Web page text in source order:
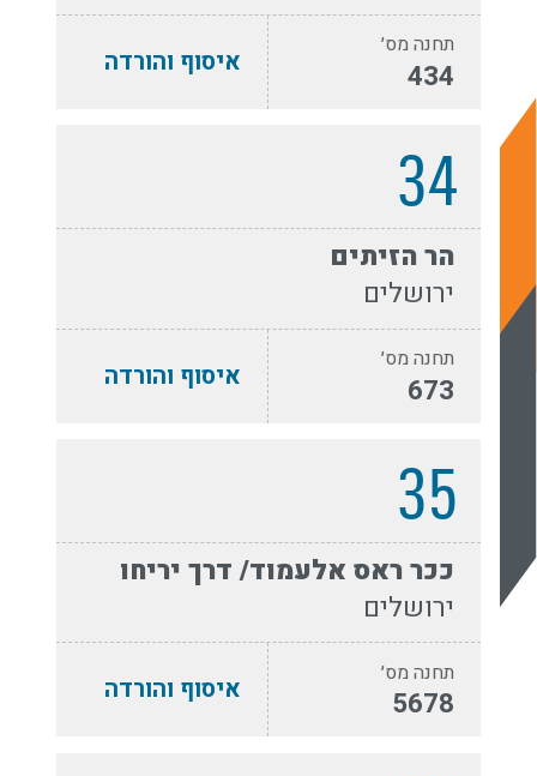
תחנה מס׳
434 איסוף והורדה
34
הר הזיתים
ירושלים
תחנה מס׳
673 איסוף והורדה
35
ככר ראס אלעמוד/ דרך יריחו
ירושלים
תחנה מס׳
5678 איסוף והורדה